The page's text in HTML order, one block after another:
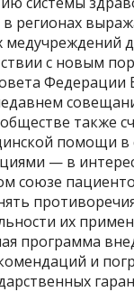
регионах
медучреждений
с новым
Федерации
также
помощи в
— в
союзе
их
программа
и